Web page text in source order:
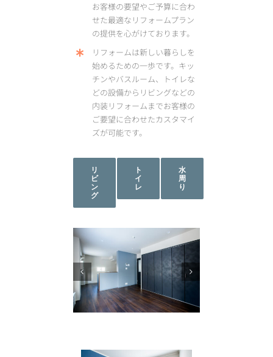
お客様の要望やご予算に合わ
せた最適なリフォームプラン
の提供を心がけております。
リフォームは新しい暮らしを
始めるための一歩です。キッ
チンやバスルーム、トイレな
どの設備からリビングなどの
内装リフォームまでお客様の
ご要望に合わせたカスタマイ
ズが可能です。
リ
ビ
ン
グ
ト
イ
レ
水
周
り